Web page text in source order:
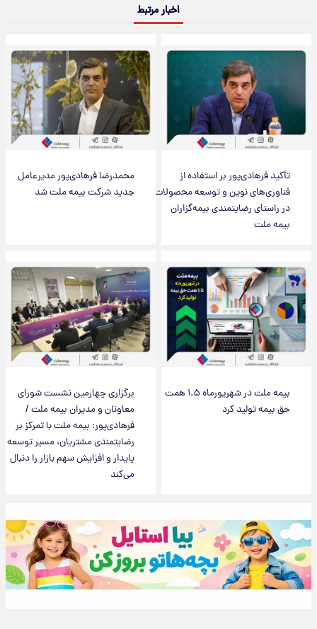
اخبار مرتبط
تأکید فرهادی‌پور بر استفاده از
فناوری‌های نوین و توسعه محصولات
در راستای رضایتمندی بیمه‌گزاران
بیمه ملت
محمدرضا فرهادی‌پور مدیرعامل
جدید شرکت بیمه ملت شد
بیمه ملت در شهریورماه ۱.۵ همت
حق بیمه تولید کرد
برگزاری چهارمین نشست شورای
معاونان و مدیران بیمه ملت /
فرهادی‌پور: بیمه ملت با تمرکز بر
رضایتمندی مشتریان، مسیر توسعه
پایدار و افزایش سهم بازار را دنبال
می‌کند